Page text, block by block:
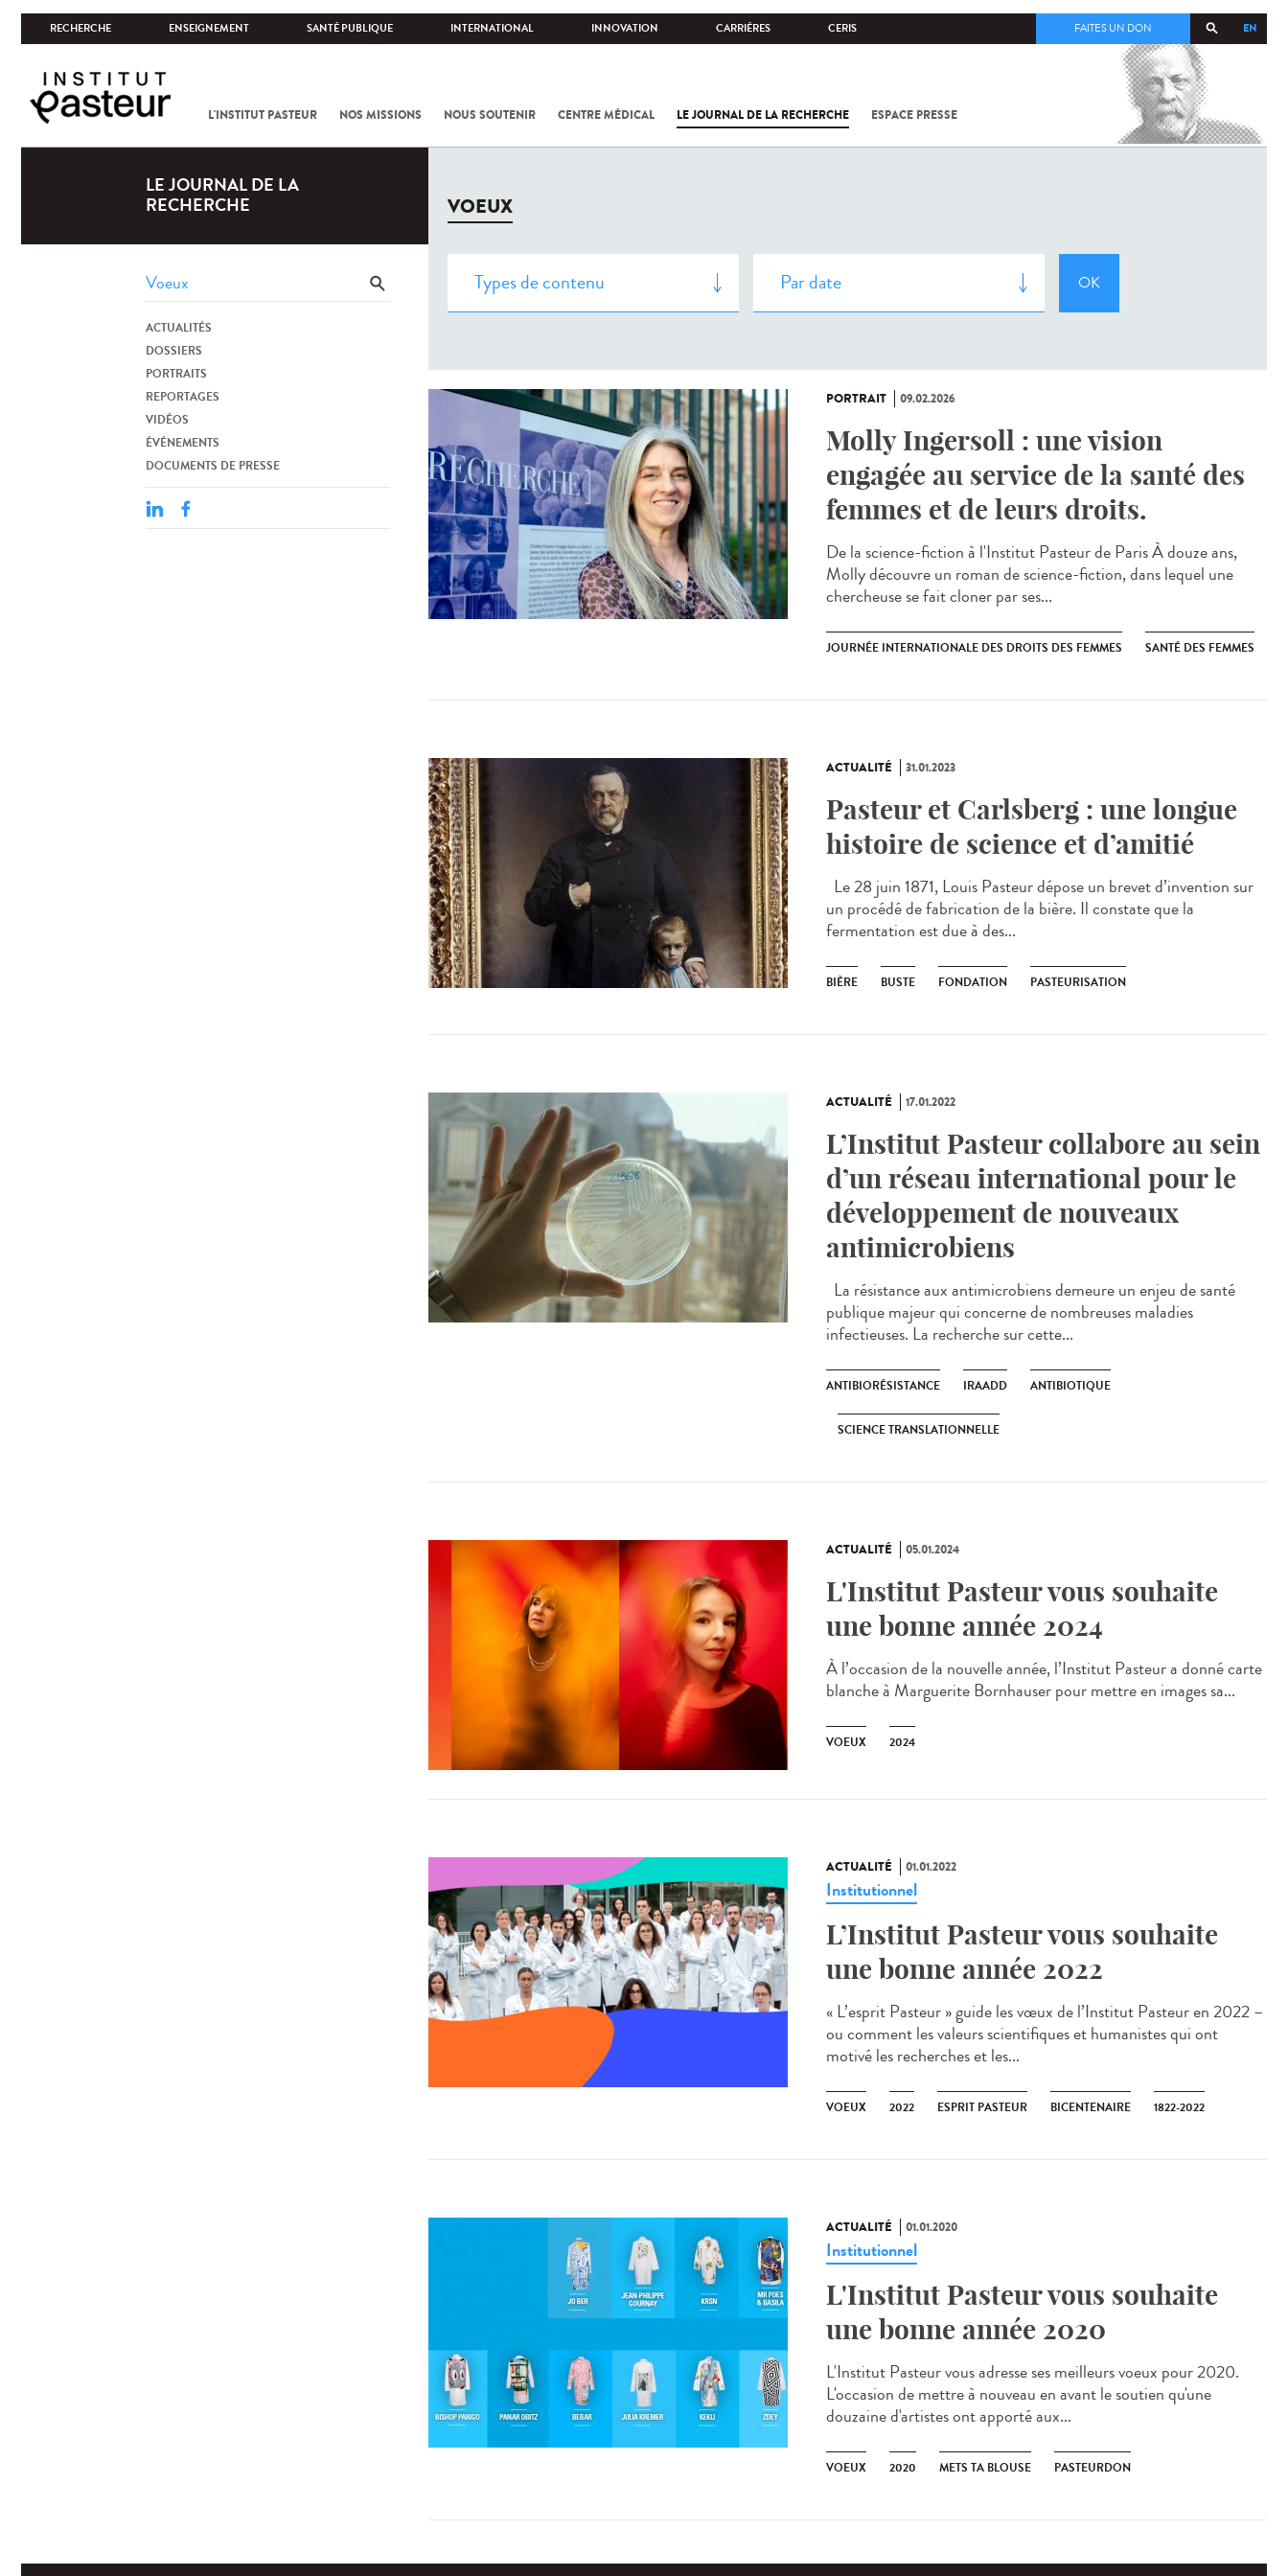
RECHERCHE ENSEIGNEMENT SANTÉ PUBLIQUE INTERNATIONAL INNOVATION CARRIÈRES CERIS EN
FAITES UN DON
L'INSTITUT PASTEUR NOS MISSIONS NOUS SOUTENIR CENTRE MÉDICAL LE JOURNAL DE LA RECHERCHE ESPACE PRESSE
COV-2 /
LE JOURNAL DE LA
RECHERCHE
ACTUALITÉS
DOSSIERS
PORTRAITS
REPORTAGES
VIDÉOS
ÉVÉNEMENTS
DOCUMENTS DE PRESSE
VOEUX
PORTRAIT 09.02.2026
Molly Ingersoll : une vision
engagée au service de la santé des
femmes et de leurs droits.
De la science-fiction à l'Institut Pasteur de Paris À douze ans,
Molly découvre un roman de science-fiction, dans lequel une
chercheuse se fait cloner par ses...
JOURNÉE INTERNATIONALE DES DROITS DES FEMMES SANTÉ DES FEMMES
ACTUALITÉ 31.01.2023
Pasteur et Carlsberg : une longue
histoire de science et d’amitié
Le 28 juin 1871, Louis Pasteur dépose un brevet d’invention sur
un procédé de fabrication de la bière. Il constate que la
fermentation est due à des...
BIÈRE BUSTE FONDATION PASTEURISATION
ACTUALITÉ 17.01.2022
L’Institut Pasteur collabore au sein
d’un réseau international pour le
développement de nouveaux
antimicrobiens
La résistance aux antimicrobiens demeure un enjeu de santé
publique majeur qui concerne de nombreuses maladies
infectieuses. La recherche sur cette...
ANTIBIORÉSISTANCE IRAADD ANTIBIOTIQUE
SCIENCE TRANSLATIONNELLE
ACTUALITÉ 05.01.2024
L'Institut Pasteur vous souhaite
une bonne année 2024
À l’occasion de la nouvelle année, l’Institut Pasteur a donné carte
blanche à Marguerite Bornhauser pour mettre en images sa...
VOEUX 2024
ACTUALITÉ 01.01.2022
Institutionnel
L’Institut Pasteur vous souhaite
une bonne année 2022
« L’esprit Pasteur » guide les vœux de l’Institut Pasteur en 2022 –
ou comment les valeurs scientifiques et humanistes qui ont
motivé les recherches et les...
VOEUX 2022 ESPRIT PASTEUR BICENTENAIRE 1822-2022
ACTUALITÉ 01.01.2020
Institutionnel
L'Institut Pasteur vous souhaite
une bonne année 2020
L'Institut Pasteur vous adresse ses meilleurs voeux pour 2020.
L'occasion de mettre à nouveau en avant le soutien qu'une
douzaine d'artistes ont apporté aux...
VOEUX 2020 METS TA BLOUSE PASTEURDON